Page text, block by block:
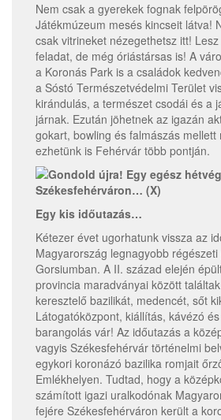
Nem csak a gyerekek fognak
Játékmúzeum mesés kincseit látva!
csak vitrineket nézegethetsz itt!
feladat, de még óriástársas is! A
a Koronás Park is a családok
a Sóstó Természetvédelmi Terület
kirándulás, a természet csodái és a
járnak. Ezután jöhetnek az igazán
gokart, bowling és falmászás mellett
ezhetünk is Fehérvár több pontján.
Egy kis időutazás…
Kétezer évet ugorhatunk vissza az
Magyarország legnagyobb
Gorsiumban. A II. század elején
provincia maradványai között
keresztelő bazilikát, medencét, sőt
Látogatóközpont, kiállítás, kávézó
barangolás vár! Az időutazás a
vagyis Székesfehérvár történelmi
egykori koronázó bazilika romjait
Emlékhelyen. Tudtad, hogy a
számított igazi uralkodónak
fejére Székesfehérváron került a